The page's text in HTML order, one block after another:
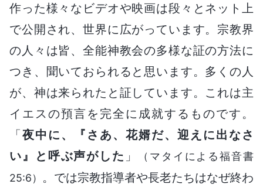
作った様々なビデオや映画は段々とネット上
で公開され、世界に広がっています。宗教界
の人々は皆、全能神教会の多様な証の方法に
つき、聞いておられると思います。多くの人
が、神は来られたと証しています。これは主
イエスの預言を完全に成就するものです。
「夜中に、『さあ、花婿だ、迎えに出なさ
い』と呼ぶ声がした 」
（マタイによる福音書
25:6） 。では宗教指導者や長老たちはなぜ終わ